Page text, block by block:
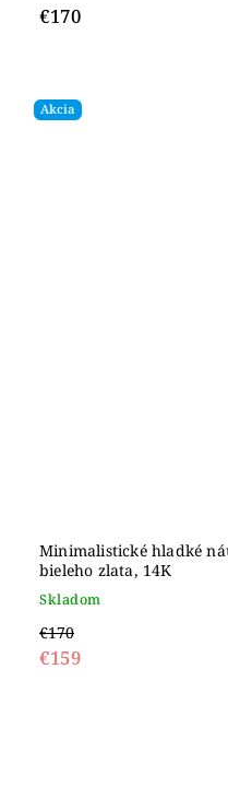
€170
Akcia
Minimalistické hladké
bieleho zlata, 14K
Skladom
€170
€159